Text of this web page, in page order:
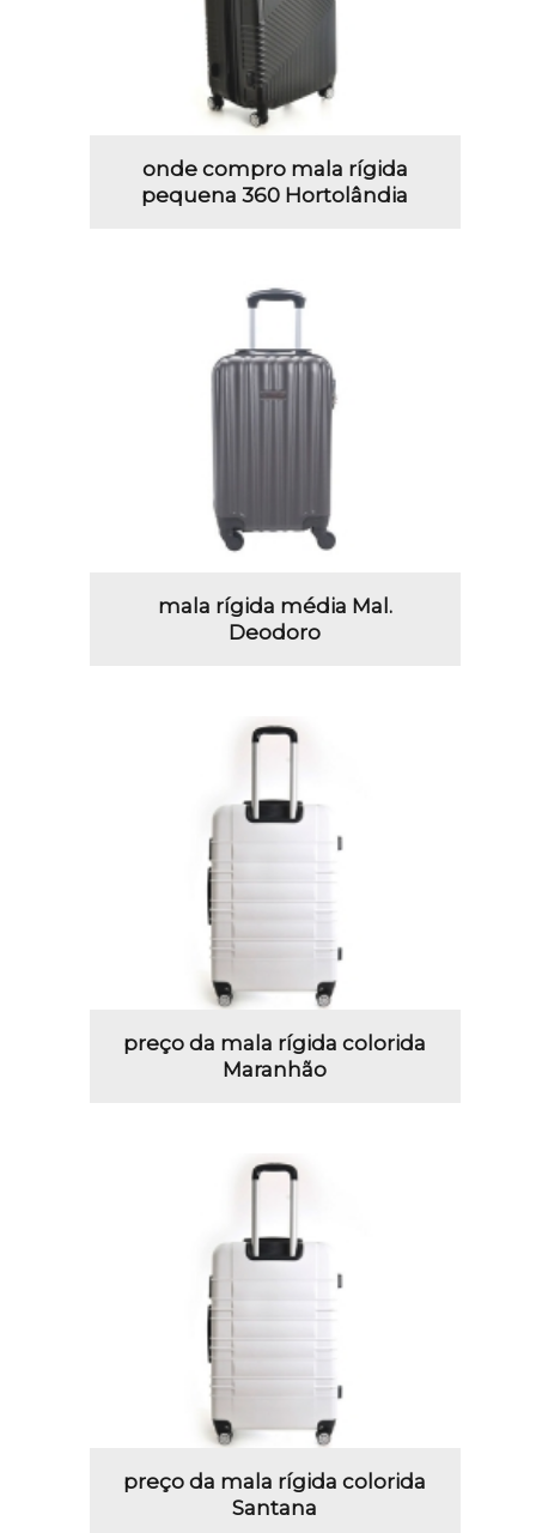
onde compro mala rígida
pequena 360 Hortolândia
mala rígida média Mal.
Deodoro
preço da mala rígida colorida
Maranhão
preço da mala rígida colorida
Santana